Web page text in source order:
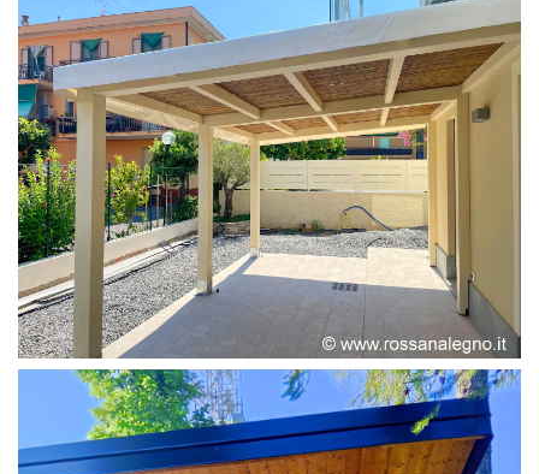
PERGOLA ADOSSATA